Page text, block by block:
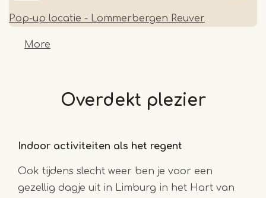
Pop-up locatie - Lommerbergen Reuver
More
Overdekt plezier
Indoor activiteiten als het regent
Ook tijdens slecht weer ben je voor een
gezellig dagje uit in Limburg in het Hart van